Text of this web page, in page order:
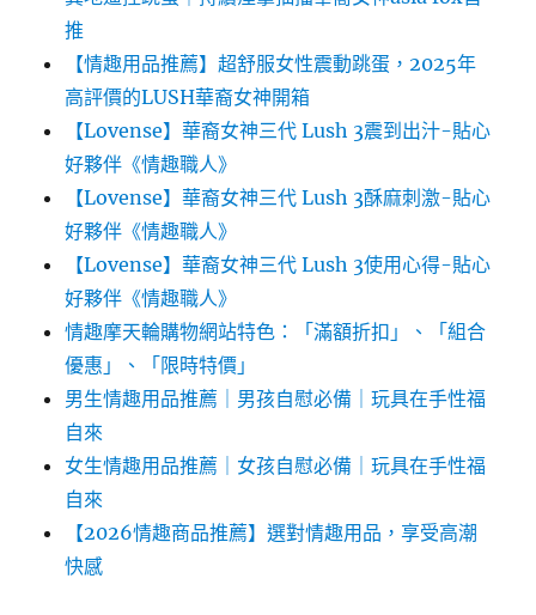
推
【情趣用品推薦】超舒服女性震動跳蛋，2025年
高評價的LUSH華裔女神開箱
【Lovense】華裔女神三代 Lush 3震到出汁-貼心
好夥伴《情趣職人》
【Lovense】華裔女神三代 Lush 3酥麻刺激-貼心
好夥伴《情趣職人》
【Lovense】華裔女神三代 Lush 3使用心得-貼心
好夥伴《情趣職人》
情趣摩天輪購物網站特色：「滿額折扣」、「組合
優惠」、「限時特價」
男生情趣用品推薦｜男孩自慰必備｜玩具在手性福
自來
女生情趣用品推薦｜女孩自慰必備｜玩具在手性福
自來
【2026情趣商品推薦】選對情趣用品，享受高潮
快感